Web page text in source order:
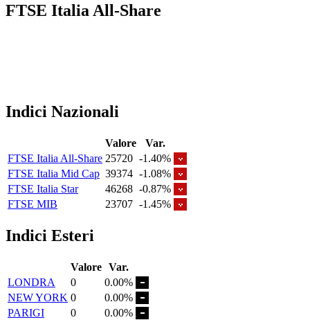
FTSE Italia All-Share
Indici Nazionali
Valore
Var.
FTSE Italia All-Share 25720 -1.40%
FTSE Italia Mid Cap 39374 -1.08%
FTSE Italia Star
46268 -0.87%
FTSE MIB
23707 -1.45%
Indici Esteri
Valore Var.
LONDRA
0
0.00%
NEW YORK 0
0.00%
PARIGI
0
0.00%